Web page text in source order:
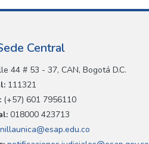
Central
44 # 53 - 37, CAN, Bogotá D.C.
111321
(+57) 601 7956110
018000 423713